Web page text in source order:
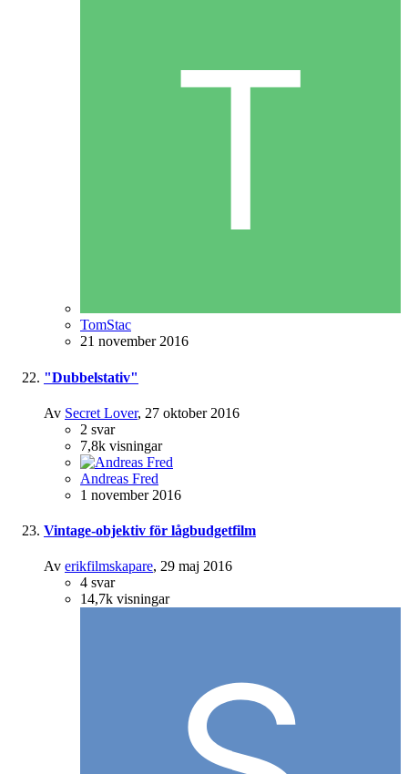
TomStac
21 november 2016
"Dubbelstativ"
Av Secret Lover, 27 oktober 2016
2 svar
7,8k visningar
Andreas Fred
1 november 2016
Vintage-objektiv för lågbudgetfilm
Av erikfilmskapare, 29 maj 2016
4 svar
14,7k visningar